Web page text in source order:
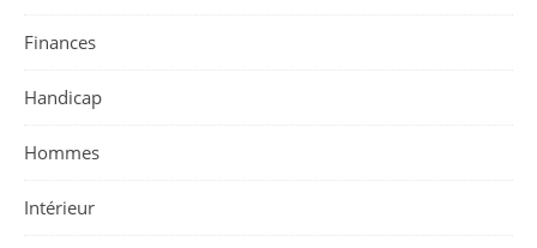
Finances
Handicap
Hommes
Intérieur